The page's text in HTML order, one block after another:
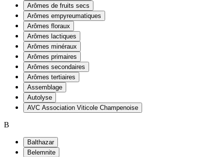
Arômes de fruits secs
Arômes empyreumatiques
Arômes floraux
Arômes lactiques
Arômes minéraux
Arômes primaires
Arômes secondaires
Arômes tertiaires
Assemblage
Autolyse
AVC Association Viticole Champenoise
B
Balthazar
Belemnite